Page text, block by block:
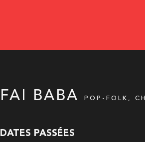
FAI BABA POP-FOLK, CH
DATES PASSÉES